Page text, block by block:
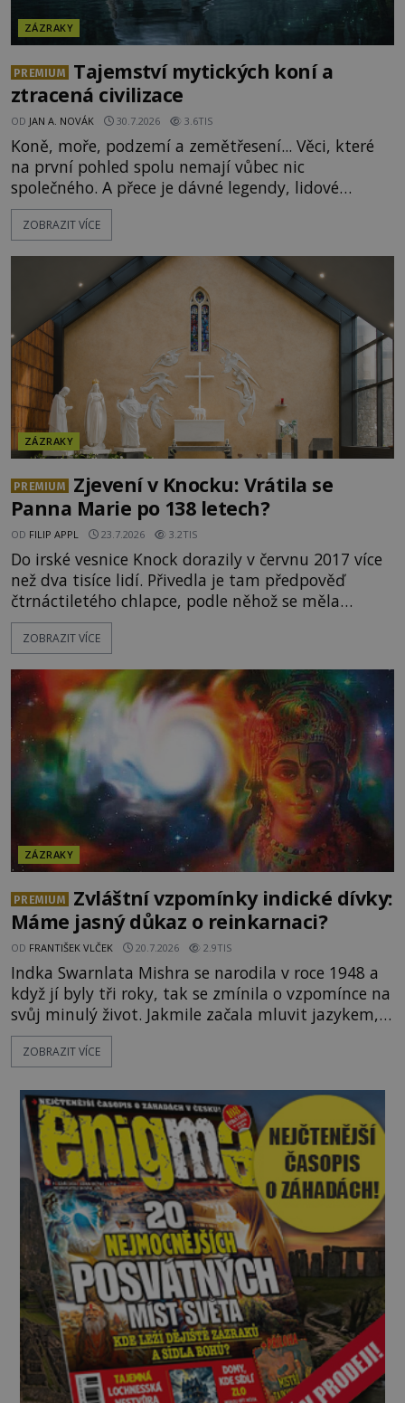
ZÁZRAKY
PREMIUM
Tajemství mytických koní a
ztracená civilizace
OD JAN A. NOVÁK 30.7.2026 3.6TIS
Koně, moře, podzemí a zemětřesení... Věci, které
na první pohled spolu nemají vůbec nic
společného. A přece je dávné legendy, lidové
pohádky i podvědomí psychicky nemocných lidí
podivným způsobem vzájemně propojují. Je
tajemství pocházející ze samých počátků lidské
civilizace? Nebo dokonce z temných vod minulosti
ještě mnohem hlubších? [g
ZOBRAZIT VÍCE
ZÁZRAKY
PREMIUM
Zjevení v Knocku: Vrátila se
Panna Marie po 138 letech?
OD FILIP APPL 23.7.2026 3.2TIS
Do irské vesnice Knock dorazily v červnu 2017 více
než dva tisíce lidí. Přivedla je tam předpověď
čtrnáctiletého chlapce, podle něhož se měla
přesně ve tři hodiny odpoledne zjevit Panna Marie.
Když slunce vystoupilo z mraků, část davu začala
chlapcovo proroctví, nebo poutníci spatřili pouze
neobvyklou hru světla? [gallery
ids="170530,170531,1705
ZOBRAZIT VÍCE
ZÁZRAKY
PREMIUM
Zvláštní vzpomínky indické dívky:
Máme jasný důkaz o reinkarnaci?
OD FRANTIŠEK VLČEK 20.7.2026 2.9TIS
Indka Swarnlata Mishra se narodila v roce 1948 a
když jí byly tři roky, tak se zmínila o vzpomínce na
svůj minulý život. Jakmile začala mluvit jazykem,
který nikdo nezná, začali rodiče její podivné
chování brát vážně. Je snad důkazem reinkarnace?
Na první pohled se zdá, že to bu
ZOBRAZIT VÍCE